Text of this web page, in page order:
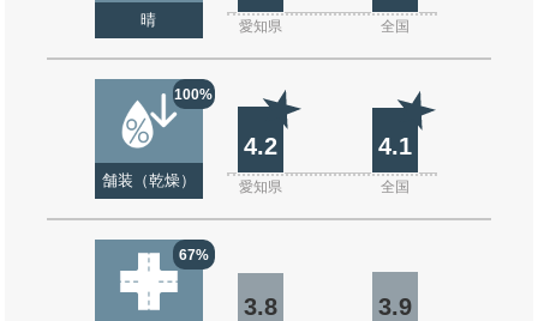
晴 愛知県 全国
100%
舗装（乾燥）
4.2 4.1
愛知県 全国
67%
3.8 3.9